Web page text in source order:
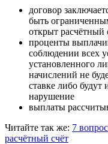
договор
быть
открыт расчётный
проценты
соблюдении всех
установленного
начислений не
ставке либо
нарушение
выплаты
Читайте так же: 7
расчётный счёт